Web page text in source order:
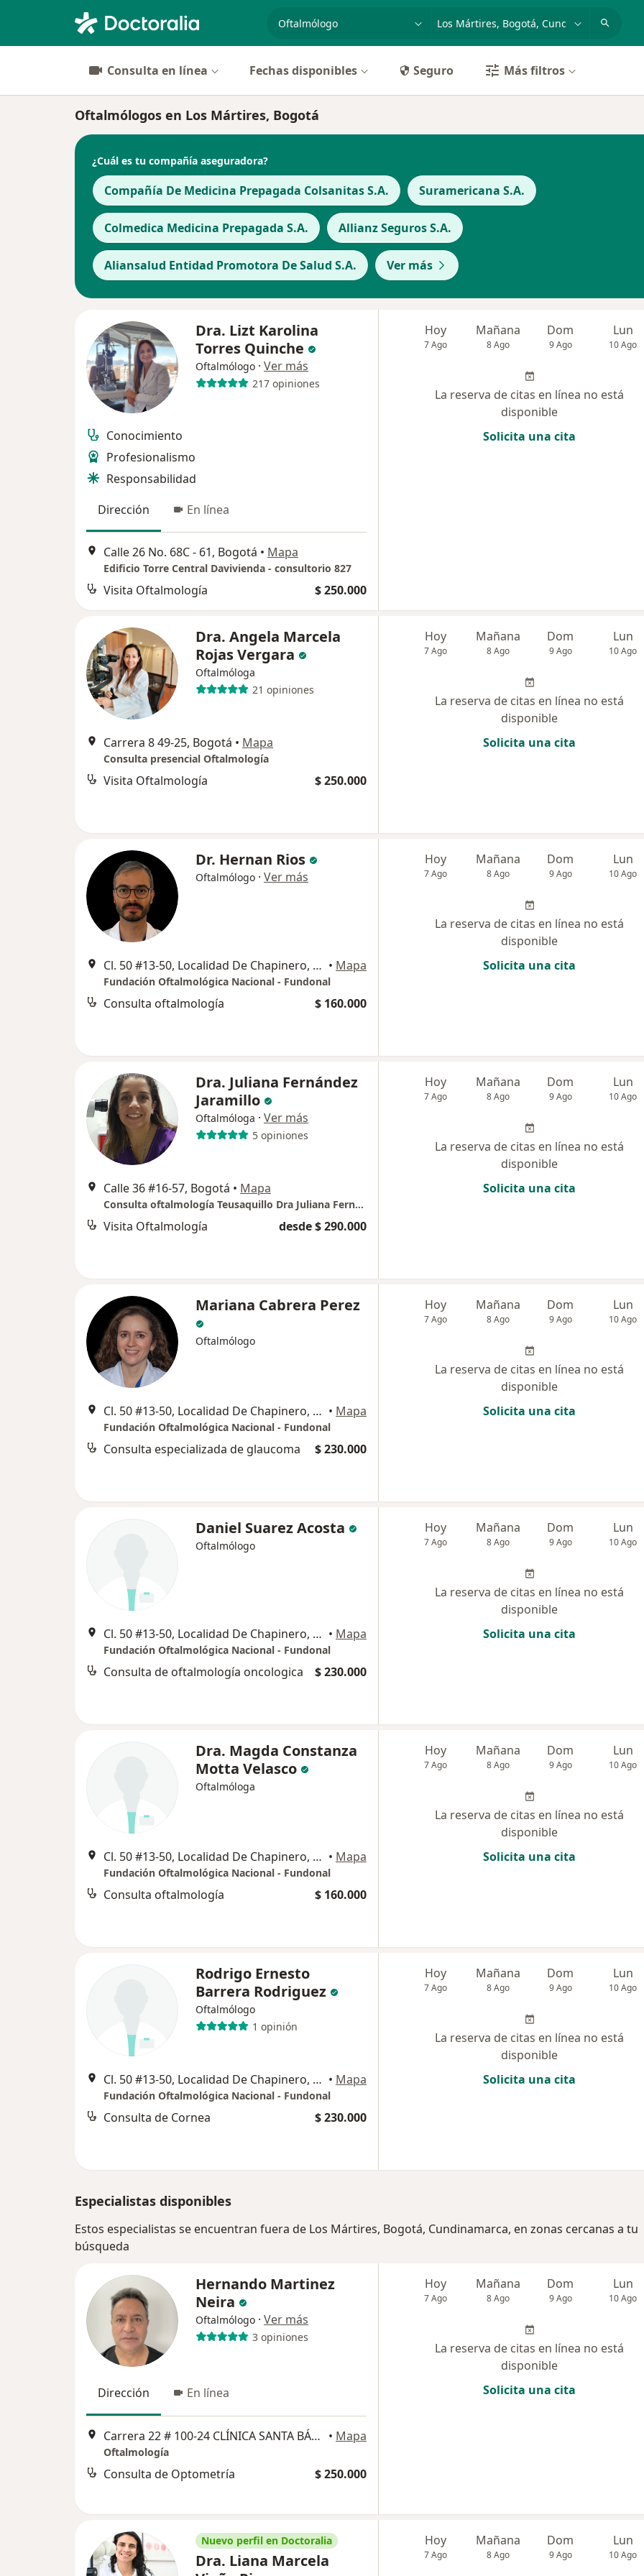
especialidad, enfermedad o nombre
p. ej. Bogotá
Consulta en línea Fechas disponibles Seguro Más filtros
Oftalmólogos en Los Mártires, Bogotá
¿Cuál es tu compañía aseguradora?
Compañía De Medicina Prepagada Colsanitas S.A. Suramericana S.A.
Colmedica Medicina Prepagada S.A. Allianz Seguros S.A.
Aliansalud Entidad Promotora De Salud S.A. Ver más
Dra. Lizt Karolina
Torres Quinche
Oftalmólogo · Ver más
217 opiniones
Conocimiento
Profesionalismo
Responsabilidad
Dirección
En línea
Calle 26 No. 68C - 61, Bogotá • Mapa
Edificio Torre Central Davivienda - consultorio 827
Visita Oftalmología $ 250.000
Hoy
7 Ago
Mañana
8 Ago
Dom
9 Ago
Lun
10 Ago
La reserva de citas en línea no está
disponible
Solicita una cita
Dra. Angela Marcela
Rojas Vergara
Oftalmóloga
21 opiniones
Carrera 8 49-25, Bogotá • Mapa
Consulta presencial Oftalmología
Visita Oftalmología $ 250.000
Hoy
7 Ago
Mañana
8 Ago
Dom
9 Ago
Lun
10 Ago
La reserva de citas en línea no está
disponible
Solicita una cita
Dr. Hernan Rios
Oftalmólogo · Ver más
Cl. 50 #13-50, Localidad De Chapinero, Bogotá, Bogotá • Mapa
Fundación Oftalmológica Nacional - Fundonal
Consulta oftalmología $ 160.000
Hoy
7 Ago
Mañana
8 Ago
Dom
9 Ago
Lun
10 Ago
La reserva de citas en línea no está
disponible
Solicita una cita
Dra. Juliana Fernández
Jaramillo
Oftalmóloga · Ver más
5 opiniones
Calle 36 #16-57, Bogotá • Mapa
Consulta oftalmología Teusaquillo Dra Juliana Fernandez
Visita Oftalmología desde $ 290.000
Hoy
7 Ago
Mañana
8 Ago
Dom
9 Ago
Lun
10 Ago
La reserva de citas en línea no está
disponible
Solicita una cita
Mariana Cabrera Perez
Oftalmólogo
Cl. 50 #13-50, Localidad De Chapinero, Bogotá, Bogotá • Mapa
Fundación Oftalmológica Nacional - Fundonal
Consulta especializada de glaucoma $ 230.000
Hoy
7 Ago
Mañana
8 Ago
Dom
9 Ago
Lun
10 Ago
La reserva de citas en línea no está
disponible
Solicita una cita
Daniel Suarez Acosta
Oftalmólogo
Cl. 50 #13-50, Localidad De Chapinero, Bogotá, Bogotá • Mapa
Fundación Oftalmológica Nacional - Fundonal
Consulta de oftalmología oncologica $ 230.000
Hoy
7 Ago
Mañana
8 Ago
Dom
9 Ago
Lun
10 Ago
La reserva de citas en línea no está
disponible
Solicita una cita
Dra. Magda Constanza
Motta Velasco
Oftalmóloga
Cl. 50 #13-50, Localidad De Chapinero, Bogotá, Bogotá • Mapa
Fundación Oftalmológica Nacional - Fundonal
Consulta oftalmología $ 160.000
Hoy
7 Ago
Mañana
8 Ago
Dom
9 Ago
Lun
10 Ago
La reserva de citas en línea no está
disponible
Solicita una cita
Rodrigo Ernesto
Barrera Rodriguez
Oftalmólogo
1 opinión
Cl. 50 #13-50, Localidad De Chapinero, Bogotá, Bogotá • Mapa
Fundación Oftalmológica Nacional - Fundonal
Consulta de Cornea $ 230.000
Hoy
7 Ago
Mañana
8 Ago
Dom
9 Ago
Lun
10 Ago
La reserva de citas en línea no está
disponible
Solicita una cita
Especialistas disponibles
Estos especialistas se encuentran fuera de Los Mártires, Bogotá, Cundinamarca, en zonas cercanas a tu
búsqueda
Hernando Martinez
Neira
Oftalmólogo · Ver más
3 opiniones
Dirección En línea
Carrera 22 # 100-24 CLÍNICA SANTA BÁRBARA CONSULTORIO 4, Bogotá • Mapa
Oftalmología
Consulta de Optometría $ 250.000
Hoy
7 Ago
Mañana
8 Ago
Dom
9 Ago
Lun
10 Ago
La reserva de citas en línea no está
disponible
Solicita una cita
Nuevo perfil en Doctoralia
Dra. Liana Marcela
Hoy
7 Ago
Mañana
8 Ago
Dom
9 Ago
Lun
10 Ago